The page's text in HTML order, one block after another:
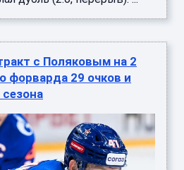
с Поляковым на 2
форварда 29 очков и
сезона